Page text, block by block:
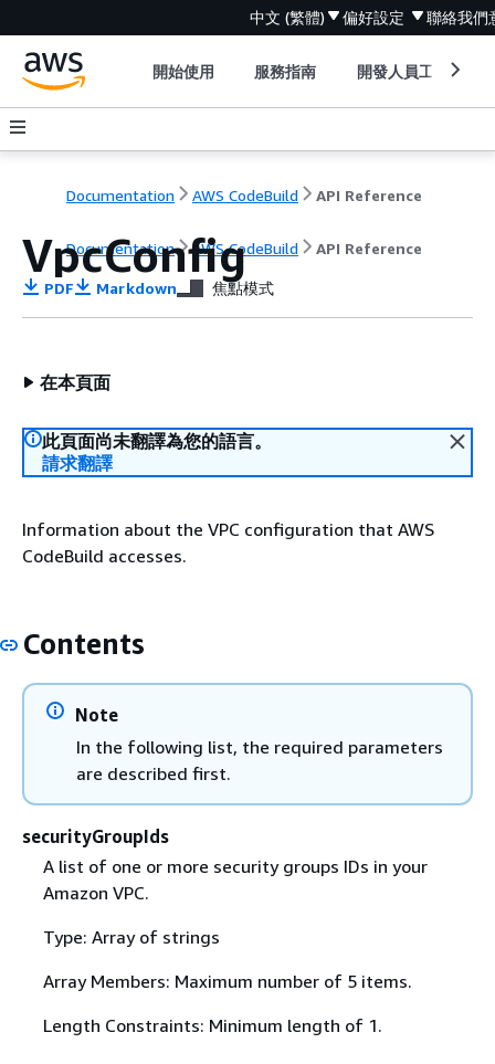
中文 (繁體) 偏好設定 聯絡我們
開始使用 服務指南 開發人員工具
Documentation AWS CodeBuild API Reference
Documentation AWS CodeBuild API Reference
VpcConfig
PDF Markdown 焦點模式
在本頁面
此頁面尚未翻譯為您的語言。
請求翻譯
Information about the VPC configuration that AWS
CodeBuild accesses.
Contents
Note
In the following list, the required parameters
are described first.
securityGroupIds
A list of one or more security groups IDs in your
Amazon VPC.
Type: Array of strings
Array Members: Maximum number of 5 items.
Length Constraints: Minimum length of 1.